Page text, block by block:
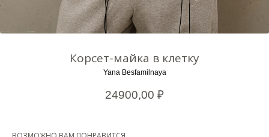
Корсет-майка в клетку
Yana Besfamilnaya
24900,00 ₽